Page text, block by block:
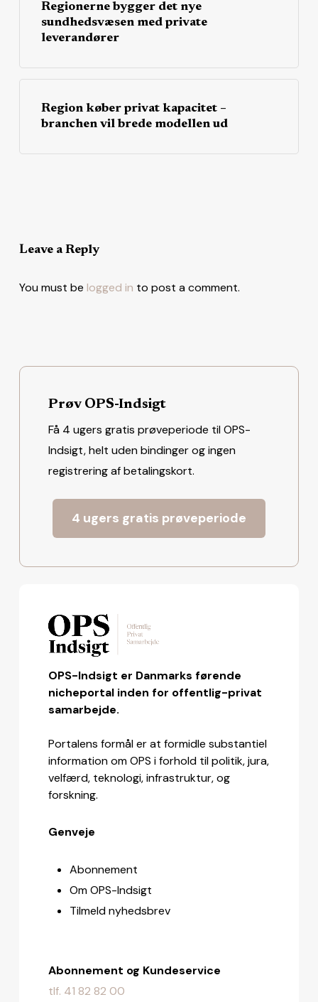
Regionerne bygger det nye
sundhedsvæsen med private
leverandører
Region køber privat kapacitet –
branchen vil brede modellen ud
Leave a Reply
You must be logged in to post a comment.
Prøv OPS-Indsigt
Få 4 ugers gratis prøveperiode til OPS-
Indsigt, helt uden bindinger og ingen
registrering af betalingskort.
4 ugers gratis prøveperiode
OPS-Indsigt er Danmarks førende
nicheportal inden for offentlig-privat
samarbejde.
Portalens formål er at formidle substantiel
information om OPS i forhold til politik, jura,
velfærd, teknologi, infrastruktur, og
forskning.
Genveje
Abonnement
Om OPS-Indsigt
Tilmeld nyhedsbrev
Abonnement og Kundeservice
tlf. 41 82 82 00